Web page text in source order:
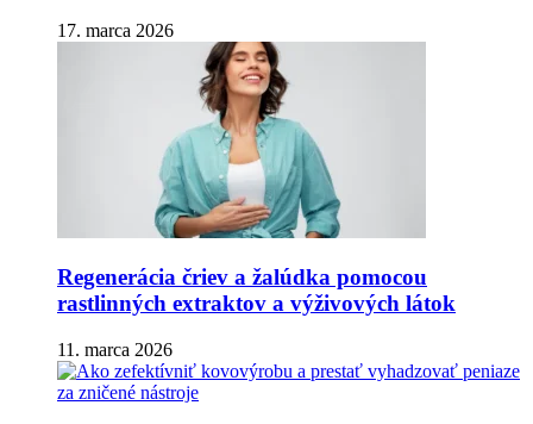
17. marca 2026
Regenerácia čriev a žalúdka pomocou
rastlinných extraktov a výživových látok
11. marca 2026